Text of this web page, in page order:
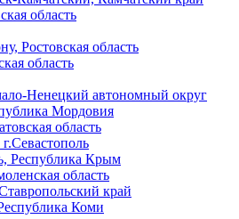
область
Ростовская область
область
Ненецкий автономный округ
Мордовия
область
Республика Крым
область
край
Коми